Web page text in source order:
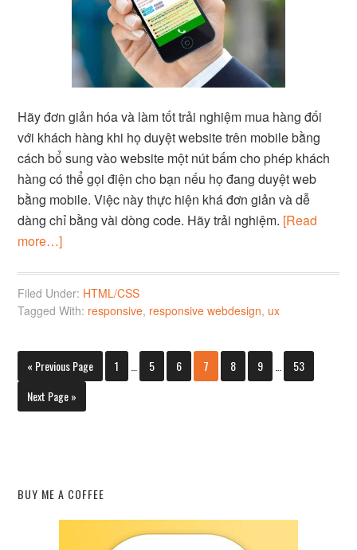
Hãy đơn giản hóa và làm tốt trải nghiệm mua hàng đối
với khách hàng khi họ duyệt website trên mobile bằng
cách bổ sung vào website một nút bấm cho phép khách
hàng có thể gọi điện cho bạn nếu họ đang duyệt web
bằng mobile. Việc này thực hiện khá đơn giản và dễ
dàng chỉ bằng vài dòng code. Hãy trải nghiệm. [Read
more…]
Filed Under: HTML/CSS
Tagged With: responsive, responsive webdesign, ux
« Previous Page 1 … 5 6 7 8 9 …
53
Next Page »
BUY ME A COFFEE